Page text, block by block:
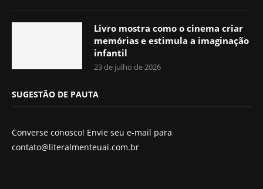
Livro mostra como o cinema criar
memórias e estimula a imaginação
infantil
23 de julho de 2026
SUGESTÃO DE PAUTA
Converse conosco! Envie seu e-mail para
contato@literalmenteuai.com.br